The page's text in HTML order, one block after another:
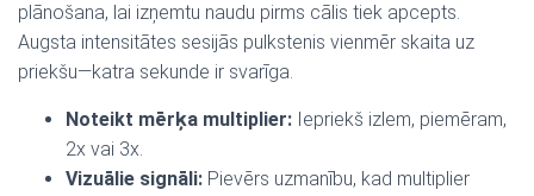
plānošana, lai izņemtu naudu pirms cālis tiek apcepts.
Augsta intensitātes sesijās pulkstenis vienmēr skaita uz
priekšu—katra sekunde ir svarīga.
Noteikt mērķa multiplier: Iepriekš izlem, piemēram,
2x vai 3x.
Vizuālie signāli: Pievērs uzmanību, kad multiplier